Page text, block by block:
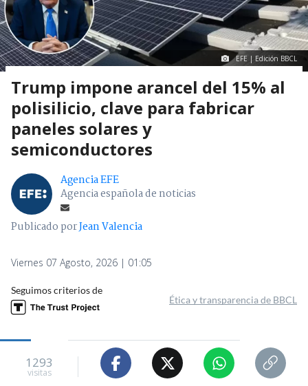
EFE | Edición BBCL
Trump impone arancel del 15% al
polisilicio, clave para fabricar
paneles solares y
semiconductores
Agencia EFE
Agencia española de noticias
Publicado porJean Valencia
Viernes 07 Agosto, 2026 | 01:05
Seguimos criterios de
Ética y transparencia de BBCL
1293
visitas